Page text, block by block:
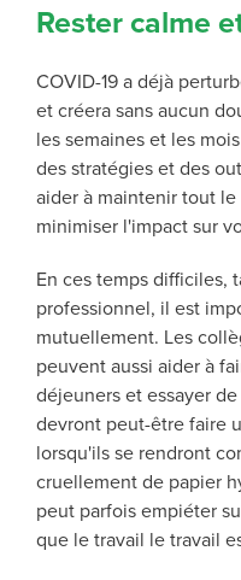
Rester calme
COVID-19 a déjà
et créera sans aucun
les semaines et les
des stratégies et des
aider à maintenir tout
minimiser l'impact sur
En ces temps difficiles,
professionnel, il est
mutuellement. Les
peuvent aussi aider à
déjeuners et essayer
devront peut-être faire
lorsqu'ils se rendront
cruellement de papier
peut parfois empiéter
que le travail le travail